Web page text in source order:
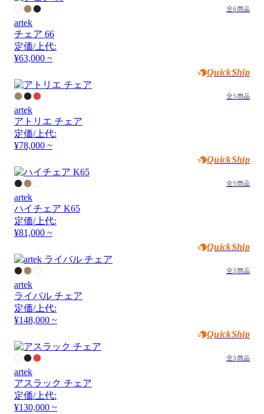
全6商品
artek
チェア 66
定価/上代:
¥63,000 ~
QuickShip
全5商品
artek
アトリエ チェア
定価/上代:
¥78,000 ~
QuickShip
全5商品
artek
ハイチェア K65
定価/上代:
¥81,000 ~
QuickShip
全3商品
artek
ライバル チェア
定価/上代:
¥148,000 ~
QuickShip
全3商品
artek
アスラック チェア
定価/上代:
¥130,000 ~